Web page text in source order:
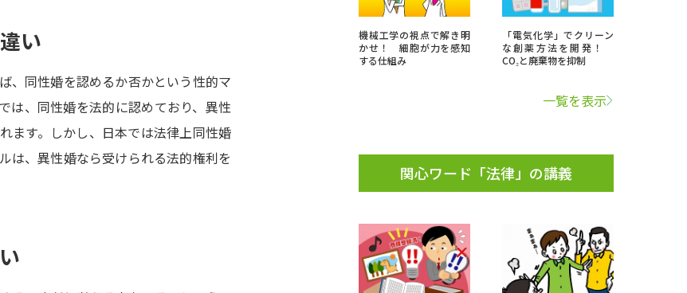
大学検索
大学で学べる内容や特徴を調べる
新増設大学・学部・学科特集
データサイエンス特集
進路の３択
新学年スタート号特集ページ（高3生用）
い
、同性婚を認めるか否かという性的マ
は、同性婚を法的に認めており、異性
ます。しかし、日本では法律上同性婚
は、異性婚なら受けられる法的権利を
機械工学の視点で解き明
かせ！ 細胞が力を感知
する仕組み
「電気化学」でクリーン
な創薬方法を開発！
CO₂と廃棄物を抑制
一覧を表示
関心ワード「法律」の講義